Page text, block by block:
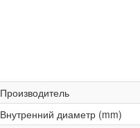
Производитель
Внутренний диаметр (mm)